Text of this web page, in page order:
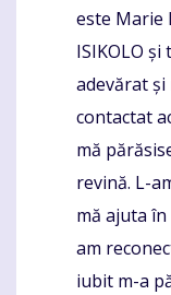
este Marie
ISIKOLO
adevărat și
contactat
mă
revină. L-
mă ajuta
am
iubit m-a